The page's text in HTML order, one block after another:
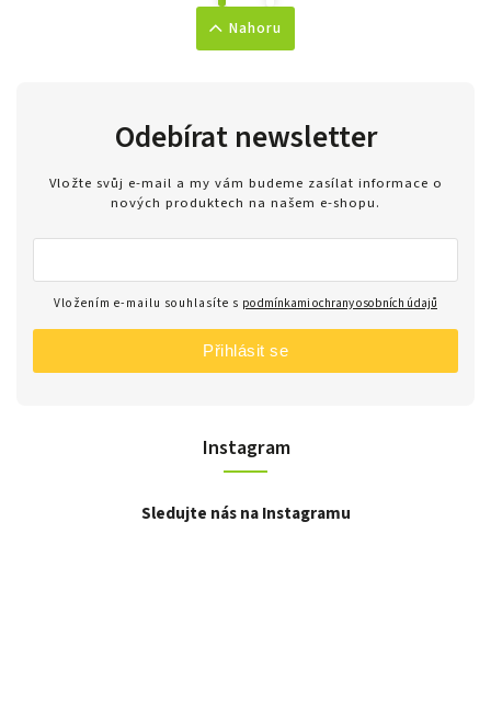
Nahoru
Instagram
Sledujte nás na Instagramu
Odebírat newsletter
Vložte svůj e-mail a my vám budeme zasílat informace o
nových produktech na našem e-shopu.
Vložením e-mailu souhlasíte s podmínkami ochrany osobních údajů
Přihlásit se